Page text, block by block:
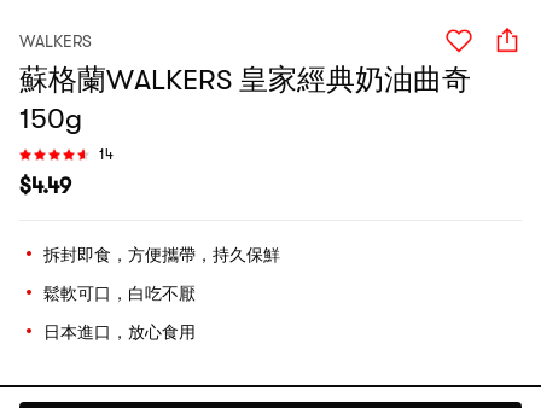
WALKERS
蘇格蘭WALKERS 皇家經典奶油曲奇
150g
14
$4.49
拆封即食，方便攜帶，持久保鮮
鬆軟可口，白吃不厭
日本進口，放心食用